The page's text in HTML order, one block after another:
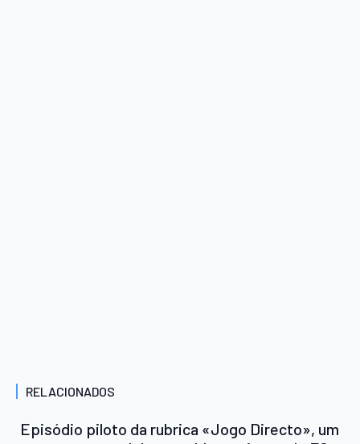
RELACIONADOS
Episódio piloto da rubrica «Jogo Directo», um